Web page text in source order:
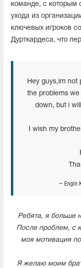
команде, с которым
ухода из
ключевых игроков
Дурткардеса, что
Hey guys,im not
the problems
down, but i
I wish my
— Engin
Ребята, я больше
После проблем, с
моя мотивация
Я желаю моим